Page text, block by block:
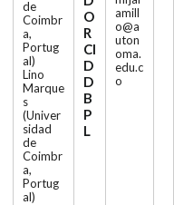
de
Coimbr
a,
Portug
al)
Lino
Marque
s
(Univer
sidad
de
Coimbr
a,
Portug
al)
O
R
CI
D
D
B
P
L
amill
o@a
uton
oma.
edu.c
o